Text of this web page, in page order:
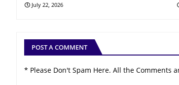
July 22, 2026
POST A COMMENT
* Please Don't Spam Here. All the Comments